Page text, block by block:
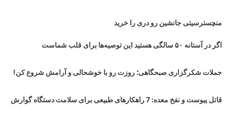
منچسترسیتی جانشین رو دری را خرید
اگر در آستانه ۵۰ سالگی هستید این توصیه‌ها برای قلب شماست
جملات شکرگزاری صبحگاهی؛ روزت رو با خوشحالی و آرامش شروع کن!
قاتل یبوست و نفخ معده: 7 راهکارهای طبیعی برای سلامت دستگاه گوارش